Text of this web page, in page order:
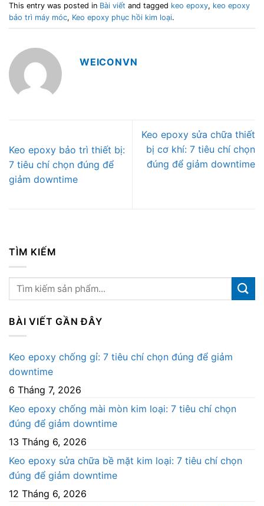
This entry was posted in Bài viết and tagged keo epoxy, keo epoxy
bảo trì máy móc, Keo epoxy phục hồi kim loại.
WEICONVN
Keo epoxy bảo trì thiết bị:
7 tiêu chí chọn đúng để
giảm downtime
Keo epoxy sửa chữa thiết
bị cơ khí: 7 tiêu chí chọn
đúng để giảm downtime
TÌM KIẾM
BÀI VIẾT GẦN ĐÂY
Keo epoxy chống gỉ: 7 tiêu chí chọn đúng để giảm
downtime
6 Tháng 7, 2026
Keo epoxy chống mài mòn kim loại: 7 tiêu chí chọn
đúng để giảm downtime
13 Tháng 6, 2026
Keo epoxy sửa chữa bề mặt kim loại: 7 tiêu chí chọn
đúng để giảm downtime
12 Tháng 6, 2026